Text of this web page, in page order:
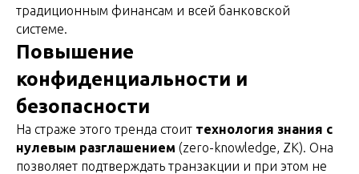
традиционным финансам и всей банковской
системе.
Повышение
конфиденциальности и
безопасности
На страже этого тренда стоит технология знания с
нулевым разглашением (zero-knowledge, ZK). Она
позволяет подтверждать транзакции и при этом не